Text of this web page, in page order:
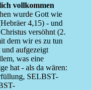
vollkommen
wurde Gott wie
4,15) - und
versöhnt (2.
dem wir es zu tun
aufgezeigt
was eine
hat - als da wären:
SELBST-